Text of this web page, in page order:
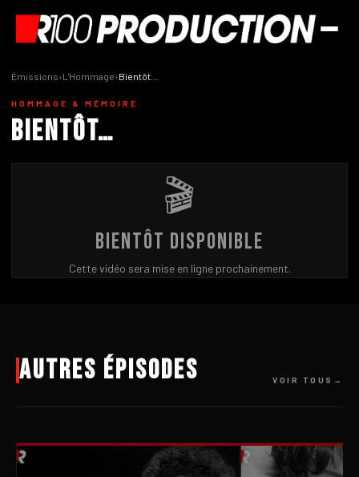
Émissions›L'Hommage›Bientôt…
HOMMAGE & MÉMOIRE
Bientôt…
🎬
Bientôt disponible
Cette vidéo sera mise en ligne prochainement.
Autres épisodes VOIR TOUS